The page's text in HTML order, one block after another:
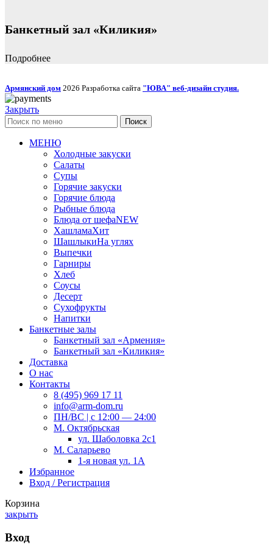
Банкетный зал «Киликия»
Подробнее
Армянский дом 2026 Разработка сайта "ЮВА" веб-дизайн студия.
Закрыть
Поиск
МЕНЮ
Холодные закуски
Салаты
Супы
Горячие закуски
Горячие блюда
Рыбные блюда
Блюда от шефаNEW
ХашламаХит
ШашлыкиНа углях
Выпечки
Гарниры
Хлеб
Соусы
Десерт
Сухофрукты
Напитки
Банкетные залы
Банкетный зал «Армения»
Банкетный зал «Киликия»
Доставка
О нас
Контакты
8 (495) 969 17 11
info@arm-dom.ru
ПН/ВС | c 12:00 — 24:00
М. Октябрьская
ул. Шаболовка 2с1
М. Саларьево
1-я новая ул. 1А
Избранное
Вход / Регистрация
Корзина
закрыть
Вход